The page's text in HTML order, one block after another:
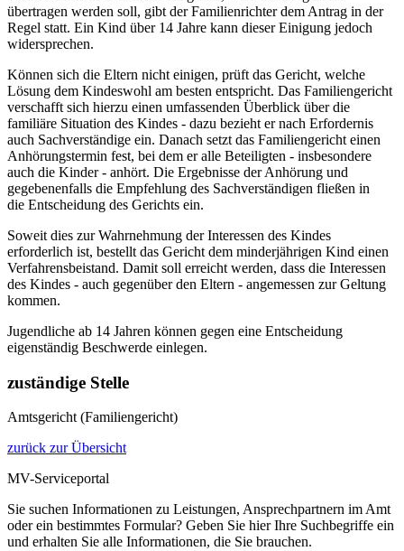
übertragen werden soll, gibt der Familienrichter dem Antrag in der
Regel statt. Ein Kind über 14 Jahre kann dieser Einigung jedoch
widersprechen.
Können sich die Eltern nicht einigen, prüft das Gericht, welche
Lösung dem Kindeswohl am besten entspricht. Das Familiengericht
verschafft sich hierzu einen umfassenden Überblick über die
familiäre Situation des Kindes - dazu bezieht er nach Erfordernis
auch Sachverständige ein. Danach setzt das Familiengericht einen
Anhörungstermin fest, bei dem er alle Beteiligten - insbesondere
auch die Kinder - anhört. Die Ergebnisse der Anhörung und
gegebenenfalls die Empfehlung des Sachverständigen fließen in
die Entscheidung des Gerichts ein.
Soweit dies zur Wahrnehmung der Interessen des Kindes
erforderlich ist, bestellt das Gericht dem minderjährigen Kind einen
Verfahrensbeistand. Damit soll erreicht werden, dass die Interessen
des Kindes - auch gegenüber den Eltern - angemessen zur Geltung
kommen.
Jugendliche ab 14 Jahren können gegen eine Entscheidung
eigenständig Beschwerde einlegen.
zuständige Stelle
Amtsgericht (Familiengericht)
zurück zur Übersicht
MV-Serviceportal
Sie suchen Informationen zu Leistungen, Ansprechpartnern im Amt
oder ein bestimmtes Formular? Geben Sie hier Ihre Suchbegriffe ein
und erhalten Sie alle Informationen, die Sie brauchen.